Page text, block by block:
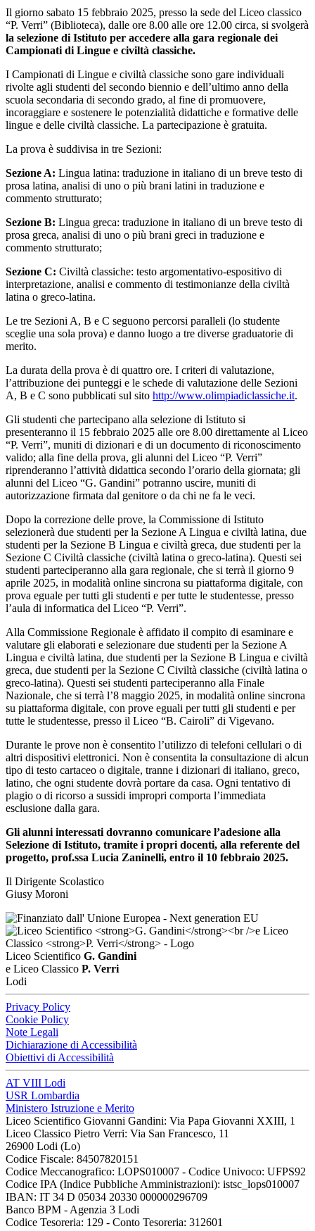
Il giorno sabato 15 febbraio 2025, presso la sede del Liceo classico
“P. Verri” (Biblioteca), dalle ore 8.00 alle ore 12.00 circa, si svolgerà
la selezione di Istituto per accedere alla gara regionale dei
Campionati di Lingue e civiltà classiche.
I Campionati di Lingue e civiltà classiche sono gare individuali
rivolte agli studenti del secondo biennio e dell’ultimo anno della
scuola secondaria di secondo grado, al fine di promuovere,
incoraggiare e sostenere le potenzialità didattiche e formative delle
lingue e delle civiltà classiche. La partecipazione è gratuita.
La prova è suddivisa in tre Sezioni:
Sezione A: Lingua latina: traduzione in italiano di un breve testo di
prosa latina, analisi di uno o più brani latini in traduzione e
commento strutturato;
Sezione B: Lingua greca: traduzione in italiano di un breve testo di
prosa greca, analisi di uno o più brani greci in traduzione e
commento strutturato;
Sezione C: Civiltà classiche: testo argomentativo-espositivo di
interpretazione, analisi e commento di testimonianze della civiltà
latina o greco-latina.
Le tre Sezioni A, B e C seguono percorsi paralleli (lo studente
sceglie una sola prova) e danno luogo a tre diverse graduatorie di
merito.
La durata della prova è di quattro ore. I criteri di valutazione,
l’attribuzione dei punteggi e le schede di valutazione delle Sezioni
A, B e C sono pubblicati sul sito http://www.olimpiadiclassiche.it.
Gli studenti che partecipano alla selezione di Istituto si
presenteranno il 15 febbraio 2025 alle ore 8.00 direttamente al Liceo
“P. Verri”, muniti di dizionari e di un documento di riconoscimento
valido; alla fine della prova, gli alunni del Liceo “P. Verri”
riprenderanno l’attività didattica secondo l’orario della giornata; gli
alunni del Liceo “G. Gandini” potranno uscire, muniti di
autorizzazione firmata dal genitore o da chi ne fa le veci.
Dopo la correzione delle prove, la Commissione di Istituto
selezionerà due studenti per la Sezione A Lingua e civiltà latina, due
studenti per la Sezione B Lingua e civiltà greca, due studenti per la
Sezione C Civiltà classiche (civiltà latina o greco-latina). Questi sei
studenti parteciperanno alla gara regionale, che si terrà il giorno 9
aprile 2025, in modalità online sincrona su piattaforma digitale, con
prova eguale per tutti gli studenti e per tutte le studentesse, presso
l’aula di informatica del Liceo “P. Verri”.
Alla Commissione Regionale è affidato il compito di esaminare e
valutare gli elaborati e selezionare due studenti per la Sezione A
Lingua e civiltà latina, due studenti per la Sezione B Lingua e civiltà
greca, due studenti per la Sezione C Civiltà classiche (civiltà latina o
greco-latina). Questi sei studenti parteciperanno alla Finale
Nazionale, che si terrà l’8 maggio 2025, in modalità online sincrona
su piattaforma digitale, con prove eguali per tutti gli studenti e per
tutte le studentesse, presso il Liceo “B. Cairoli” di Vigevano.
Durante le prove non è consentito l’utilizzo di telefoni cellulari o di
altri dispositivi elettronici. Non è consentita la consultazione di alcun
tipo di testo cartaceo o digitale, tranne i dizionari di italiano, greco,
latino, che ogni studente dovrà portare da casa. Ogni tentativo di
plagio o di ricorso a sussidi impropri comporta l’immediata
esclusione dalla gara.
Gli alunni interessati dovranno comunicare l’adesione alla
Selezione di Istituto, tramite i propri docenti, alla referente del
progetto, prof.ssa Lucia Zaninelli, entro il 10 febbraio 2025.
Il Dirigente Scolastico
Giusy Moroni
Liceo Scientifico G. Gandini
e Liceo Classico P. Verri
Lodi
Privacy Policy
Cookie Policy
Note Legali
Dichiarazione di Accessibilità
Obiettivi di Accessibilità
AT VIII Lodi
USR Lombardia
Ministero Istruzione e Merito
Liceo Scientifico Giovanni Gandini: Via Papa Giovanni XXIII, 1
Liceo Classico Pietro Verri: Via San Francesco, 11
26900 Lodi (Lo)
Codice Fiscale: 84507820151
Codice Meccanografico: LOPS010007 - Codice Univoco: UFPS92
Codice IPA (Indice Pubbliche Amministrazioni): istsc_lops010007
IBAN: IT 34 D 05034 20330 000000296709
Banco BPM - Agenzia 3 Lodi
Codice Tesoreria: 129 - Conto Tesoreria: 312601